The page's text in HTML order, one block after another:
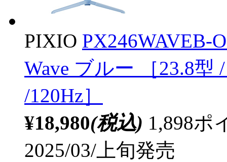
PIXIO PX246WAVEB-
Wave ブルー ［23.8型
/120Hz］
¥18,980(税込) 1,898ポ
2025/03/上旬発売